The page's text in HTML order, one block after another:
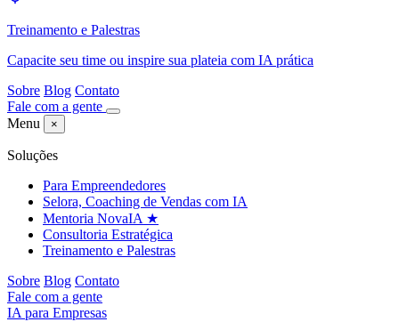
Treinamento e Palestras
Capacite seu time ou inspire sua plateia com IA prática
Sobre Blog Contato
Fale com a gente
Menu
×
Soluções
Para Empreendedores
Selora, Coaching de Vendas com IA
Mentoria NovaIA ★
Consultoria Estratégica
Treinamento e Palestras
Sobre Blog Contato
Fale com a gente
IA para Empresas